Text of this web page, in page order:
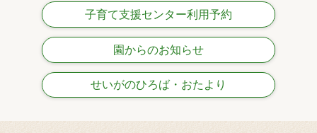
子育て支援センター利用予約
園からのお知らせ
せいがのひろば・おたより